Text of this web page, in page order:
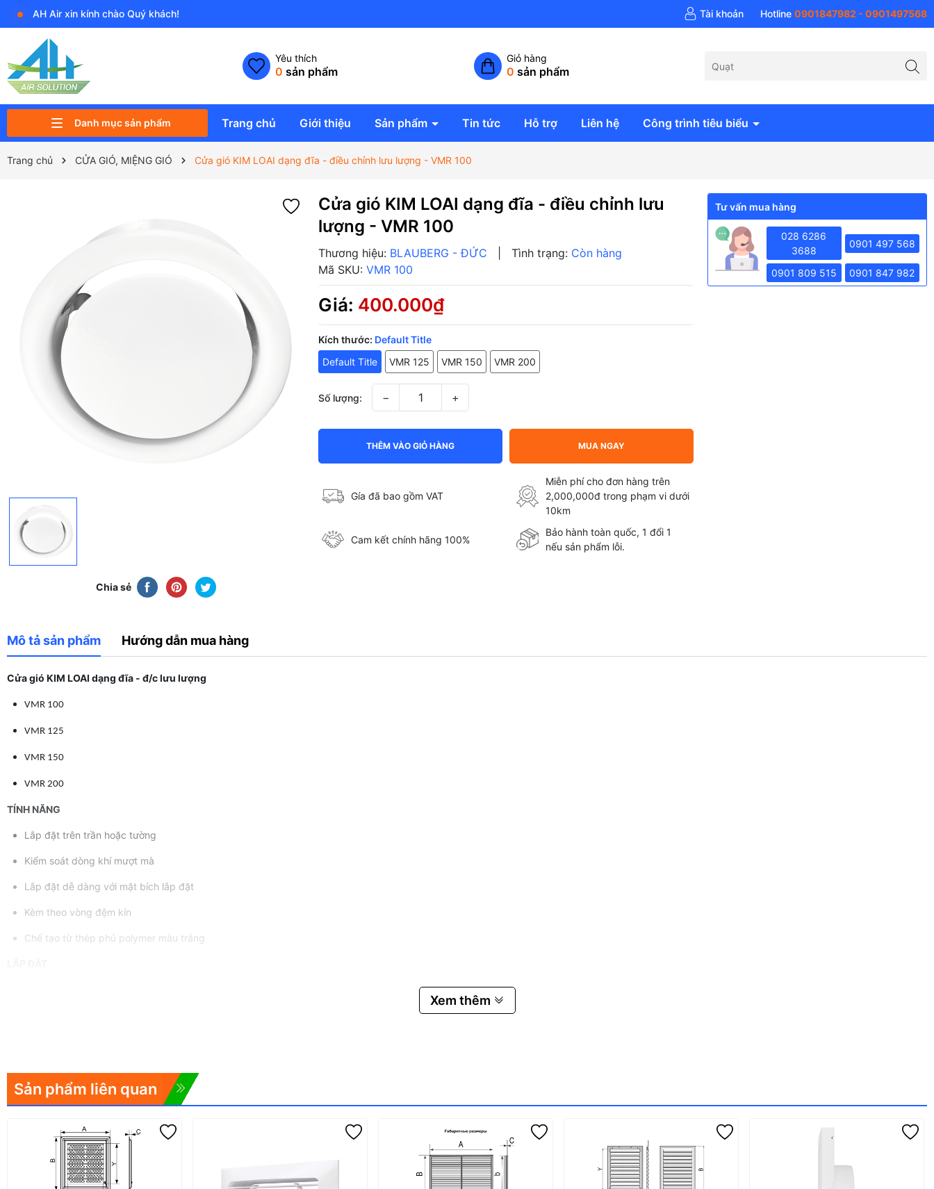
AH Air xin kính chào Quý khách! Công ty TNHH giải pháp không khí Anh Huy - AH Air
Tài khoản Hotline 0901847982 - 0901497568
Yêu thích
0 sản phẩm
Giỏ hàng
0 sản phẩm
Danh mục sản phẩm Trang chủ Giới thiệu Sản phẩm Tin tức Hỗ trợ Liên hệ Công trình tiêu biểu
Trang chủ CỬA GIÓ, MIỆNG GIÓ Cửa gió KIM LOAI dạng đĩa - điều chỉnh lưu lượng - VMR 100
Chia sẻ
Cửa gió KIM LOAI dạng đĩa - điều chỉnh lưu
lượng - VMR 100
Thương hiệu: BLAUBERG - ĐỨC Tình trạng: Còn hàng
Mã SKU: VMR 100
Giá: 400.000₫
Kích thước: Default Title
Default Title
VMR 125 VMR 150 VMR 200
Số lượng: − +
THÊM VÀO GIỎ HÀNG MUA NGAY
Gía đã bao gồm VAT
Miễn phí cho đơn hàng trên
2,000,000đ trong phạm vi dưới
10km
Cam kết chính hãng 100%
Bảo hành toàn quốc, 1 đổi 1
nếu sản phẩm lỗi.
Tư vấn mua hàng
028 6286
3688
0901 497 568
0901 809 515 0901 847 982
Mô tả sản phẩm Hướng dẫn mua hàng
Cửa gió KIM LOAI dạng đĩa - đ/c lưu lượng
VMR 100
VMR 125
VMR 150
VMR 200
TÍNH NĂNG
Lắp đặt trên trần hoặc tường
Kiểm soát dòng khí mượt mà
Lắp đặt dễ dàng với mặt bích lắp đặt
Kèm theo vòng đệm kín
Chế tạo từ thép phủ polymer màu trắng
Xem thêm
Sản phẩm liên quan